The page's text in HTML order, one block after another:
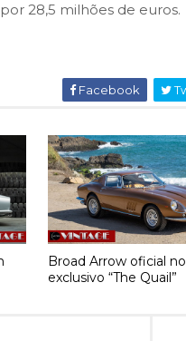
28,5 milhões de euros.
Facebook
Broad Arrow oficial no
exclusivo “The Quail”